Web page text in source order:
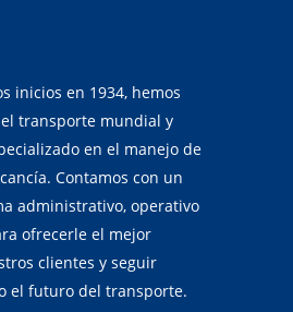
inicios en 1934, hemos
transporte mundial y
en el manejo de
Contamos con un
administrativo, operativo
ofrecerle el mejor
clientes y seguir
el futuro del transporte.